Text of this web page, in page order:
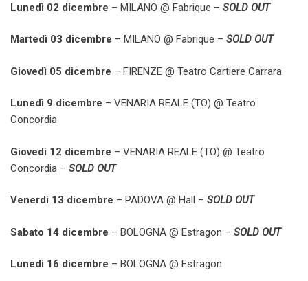
Lunedì 02 dicembre – MILANO @ Fabrique – SOLD OUT
Martedì 03 dicembre – MILANO @ Fabrique – SOLD OUT
Giovedì 05 dicembre – FIRENZE @ Teatro Cartiere Carrara
Lunedì 9 dicembre – VENARIA REALE (TO) @ Teatro
Concordia
Giovedì 12 dicembre – VENARIA REALE (TO) @ Teatro
Concordia – SOLD OUT
Venerdì 13 dicembre – PADOVA @ Hall – SOLD OUT
Sabato 14 dicembre – BOLOGNA @ Estragon – SOLD OUT
Lunedì 16 dicembre – BOLOGNA @ Estragon